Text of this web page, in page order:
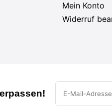
Mein Konto
Widerruf